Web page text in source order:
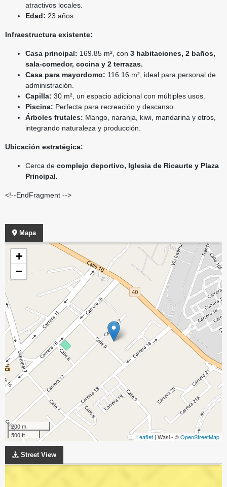
atractivos locales.
Edad: 23 años.
Infraestructura existente:
Casa principal: 169.85 m², con 3 habitaciones, 2 baños,
sala-comedor, cocina y 2 terrazas.
Casa para mayordomo: 116.16 m², ideal para personal de
administración.
Capilla: 30 m², un espacio adicional con múltiples usos.
Piscina: Perfecta para recreación y descanso.
Árboles frutales: Mango, naranja, kiwi, mandarina y otros,
integrando naturaleza y producción.
Ubicación estratégica:
Cerca de complejo deportivo, Iglesia de Ricaurte y Plaza
Principal.
<!--EndFragment -->
Mapa
+
−
200 m
500 ft
Leaflet | Wasi - ©OpenStreetMap
Street View